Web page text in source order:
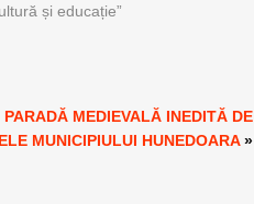
și educație”
PARADĂ MEDIEVALĂ INEDITĂ DE
MUNICIPIULUI HUNEDOARA»